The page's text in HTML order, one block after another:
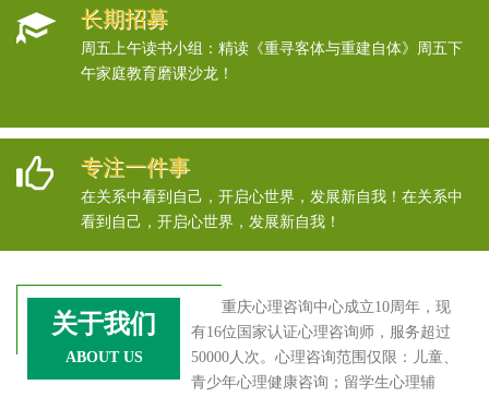
长期招募
周五上午读书小组：精读《重寻客体与重建自体》周五下
午家庭教育磨课沙龙！
专注一件事
在关系中看到自己，开启心世界，发展新自我！在关系中
看到自己，开启心世界，发展新自我！
关于我们
ABOUT US
重庆心理咨询中心成立10周年，现
有16位国家认证心理咨询师，服务超过
50000人次。心理咨询范围仅限：儿童、
青少年心理健康咨询；留学生心理辅